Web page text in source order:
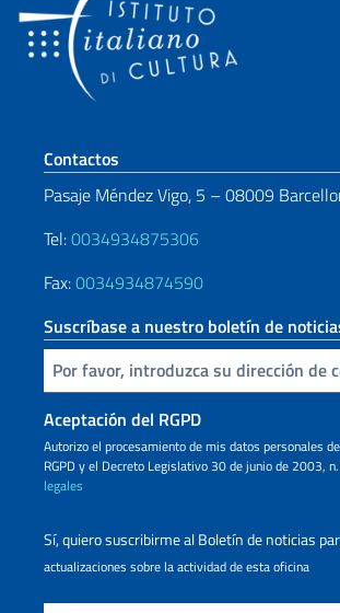
Sezione footer
Contactos
Pasaje Méndez Vigo, 5 – 08009
Tel:0034934875306
Fax:0034934874590
Suscríbase a nuestro boletín de
Inserta tu correo electronico
Aceptación del RGPD
Autorizo ​​el procesamiento de mis datos personales
RGPD y el Decreto Legislativo 30 de junio de 2003,
legales
Sí, quiero suscribirme al Boletín de noticias
actualizaciones sobre la actividad de esta oficina